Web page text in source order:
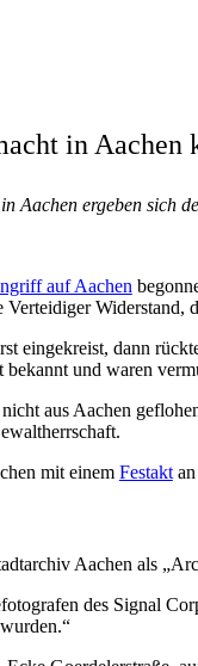
in Aachen
Aachen ergeben sich
auf Aachen
eingekreist, dann
und waren
aus Aachen
mit einem Festaktan
Aachen als
des Signal